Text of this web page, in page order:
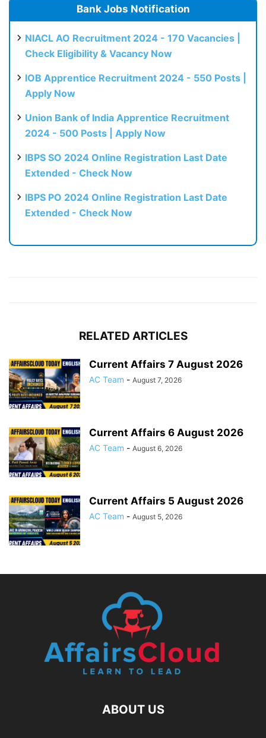
Bank Jobs Notification
NIACL AO Recruitment 2024 - 170 Vacancies |
Check Eligibility & Vacancy Now
IOB Apprentice Recruitment 2024 - 550 Posts |
Apply Now
Union Bank of India Apprentice Recruitment
2024 - 500 Posts | Apply Now
IBPS SO 2024 Online Registration Last Date
Extended - Check Now
IBPS PO 2024 Online Registration Last Date
Extended - Check Now
RELATED ARTICLES
Current Affairs 7 August 2026
AC Team - August 7, 2026
Current Affairs 6 August 2026
AC Team - August 6, 2026
Current Affairs 5 August 2026
AC Team - August 5, 2026
ABOUT US